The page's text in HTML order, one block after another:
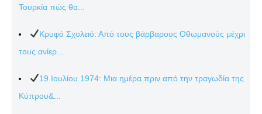
Τουρκία πώς θα...
Κρυφό Σχολειό: Από τους βάρβαρους Οθωμανούς μέχρι
τους ανίερ...
19 Ιουλίου 1974: Μια ημέρα πριν από την τραγωδία της
Κύπρου&...